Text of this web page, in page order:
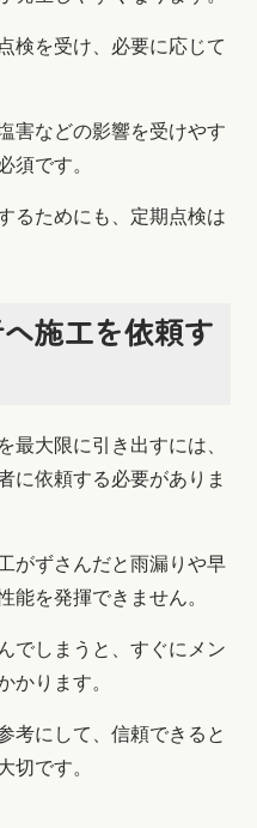
検を受け、必要に応じて
害などの影響を受けやす
須です。
るためにも、定期点検は
施工を依頼す
最大限に引き出すには、
に依頼する必要がありま
がずさんだと雨漏りや早
能を発揮できません。
でしまうと、すぐにメン
かります。
考にして、信頼できると
切です。